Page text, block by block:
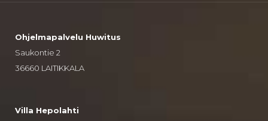
Ohjelmapalvelu Huwitus
Saukontie 2
36660 LAITIKKALA
Villa Hepolahti